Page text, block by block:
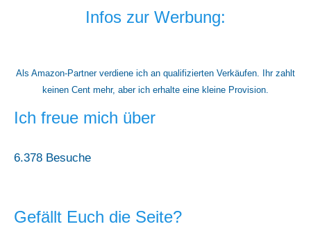
Infos zur Werbung:
Als Amazon-Partner verdiene ich an qualifizierten Verkäufen. Ihr zahlt
keinen Cent mehr, aber ich erhalte eine kleine Provision.
Ich freue mich über
6.378 Besuche
Gefällt Euch die Seite?